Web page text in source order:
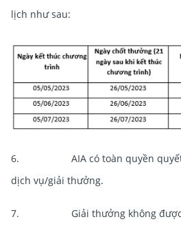
lịch như sau:
6. AIA có toàn quyền quyết
dịch vụ/giải thưởng.
7. Giải thưởng không được